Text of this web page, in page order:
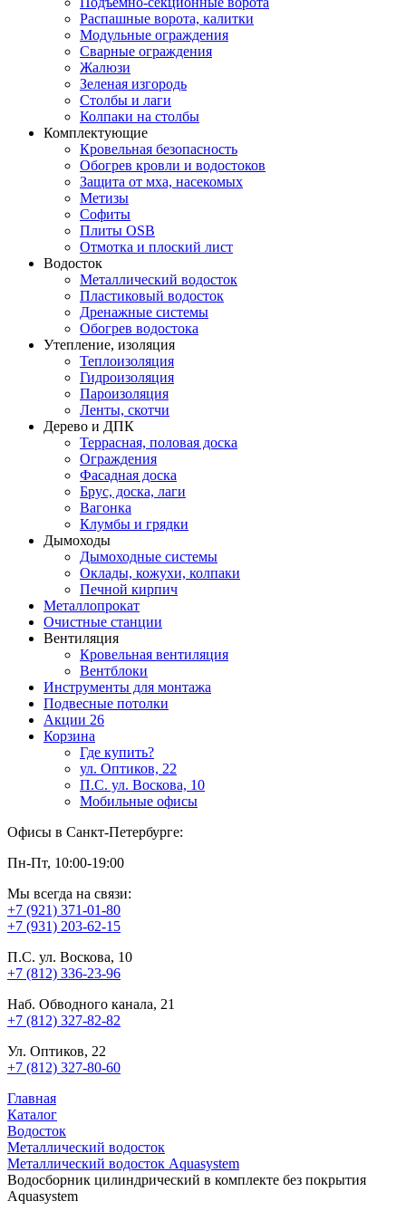
Распашные ворота, калитки
Модульные ограждения
Сварные ограждения
Жалюзи
Зеленая изгородь
Столбы и лаги
Колпаки на столбы
Комплектующие
Кровельная безопасность
Обогрев кровли и водостоков
Защита от мха, насекомых
Метизы
Софиты
Плиты OSB
Отмотка и плоский лист
Водосток
Металлический водосток
Пластиковый водосток
Дренажные системы
Обогрев водостока
Утепление, изоляция
Теплоизоляция
Гидроизоляция
Пароизоляция
Ленты, скотчи
Дерево и ДПК
Террасная, половая доска
Ограждения
Фасадная доска
Брус, доска, лаги
Вагонка
Клумбы и грядки
Дымоходы
Дымоходные системы
Оклады, кожухи, колпаки
Печной кирпич
Металлопрокат
Очистные станции
Вентиляция
Кровельная вентиляция
Вентблоки
Инструменты для монтажа
Подвесные потолки
Акции 26
Корзина
Где купить?
ул. Оптиков, 22
П.С. ул. Воскова, 10
Мобильные офисы
Офисы в Санкт-Петербурге:
Пн-Пт, 10:00-19:00
Мы всегда на связи:
+7 (921) 371-01-80
+7 (931) 203-62-15
П.С. ул. Воскова, 10
+7 (812) 336-23-96
Наб. Обводного канала, 21
+7 (812) 327-82-82
Ул. Оптиков, 22
+7 (812) 327-80-60
Главная
Каталог
Водосток
Металлический водосток
Металлический водосток Aquasystem
Водосборник цилиндрический в комплекте без покрытия
Aquasystem